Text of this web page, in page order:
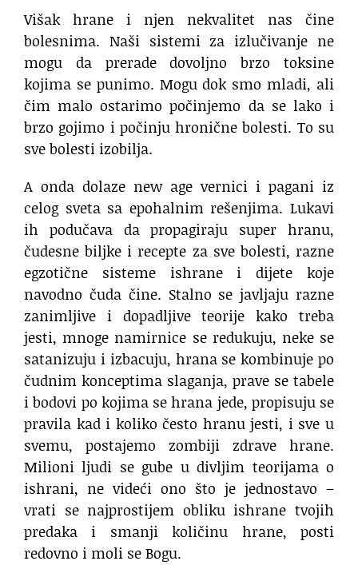
Višak hrane i njen nekvalitet nas čine
bolesnima. Naši sistemi za izlučivanje ne
mogu da prerade dovoljno brzo toksine
kojima se punimo. Mogu dok smo mladi, ali
čim malo ostarimo počinjemo da se lako i
brzo gojimo i počinju hronične bolesti. To su
sve bolesti izobilja.
A onda dolaze new age vernici i pagani iz
celog sveta sa epohalnim rešenjima. Lukavi
ih podučava da propagiraju super hranu,
čudesne biljke i recepte za sve bolesti, razne
egzotične sisteme ishrane i dijete koje
navodno čuda čine. Stalno se javljaju razne
zanimljive i dopadljive teorije kako treba
jesti, mnoge namirnice se redukuju, neke se
satanizuju i izbacuju, hrana se kombinuje po
čudnim konceptima slaganja, prave se tabele
i bodovi po kojima se hrana jede, propisuju se
pravila kad i koliko često hranu jesti, i sve u
svemu, postajemo zombiji zdrave hrane.
Milioni ljudi se gube u divljim teorijama o
ishrani, ne videći ono što je jednostavo –
vrati se najprostijem obliku ishrane tvojih
predaka i smanji količinu hrane, posti
redovno i moli se Bogu.